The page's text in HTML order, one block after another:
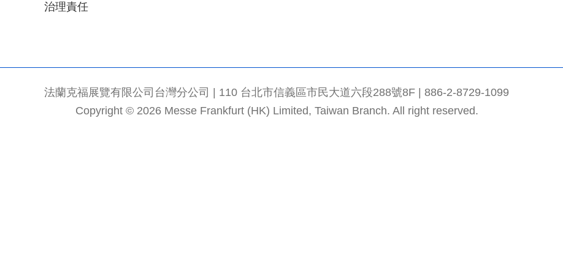
治理責任
法蘭克福展覽有限公司台灣分公司 | 110 台北市信義區市民大道六段288號8F | 886-2-8729-1099
Copyright © 2026 Messe Frankfurt (HK) Limited, Taiwan Branch. All right reserved.